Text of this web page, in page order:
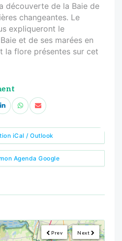
découverte de la Baie de
changeantes. Le
expliqueront le
et de ses marées en
la flore présentes sur cet
Agenda Google
iCal / Outlook
Next
Prev